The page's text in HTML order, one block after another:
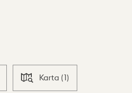
Karta (1)